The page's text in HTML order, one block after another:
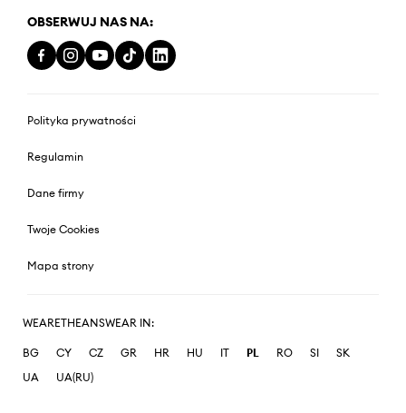
OBSERWUJ NAS NA:
Polityka prywatności
Regulamin
Dane firmy
Twoje Cookies
Mapa strony
WEARETHEANSWEAR IN:
BG CY CZ GR HR HU IT PL RO SI
SK
UA
UA(RU)